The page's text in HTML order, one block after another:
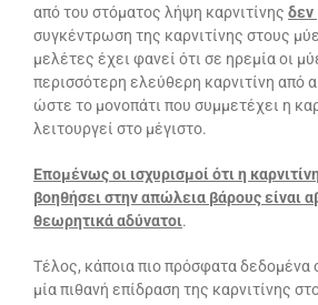
από του στόματος λήψη καρνιτίνης δεν
συγκέντρωση της καρνιτίνης στους
μελέτες έχει φανεί ότι σε ηρεμία οι
περισσότερη ελεύθερη καρνιτίνη από
ώστε το μονοπάτι που συμμετέχει η
λειτουργεί στο μέγιστο.
Επομένως οι ισχυρισμοί ότι η
βοηθήσει στην απώλεια βάρους είναι
θεωρητικά αδύνατοι.
Τέλος, κάποια πιο πρόσφατα δεδομένα
μία πιθανή επίδραση της καρνιτίνης